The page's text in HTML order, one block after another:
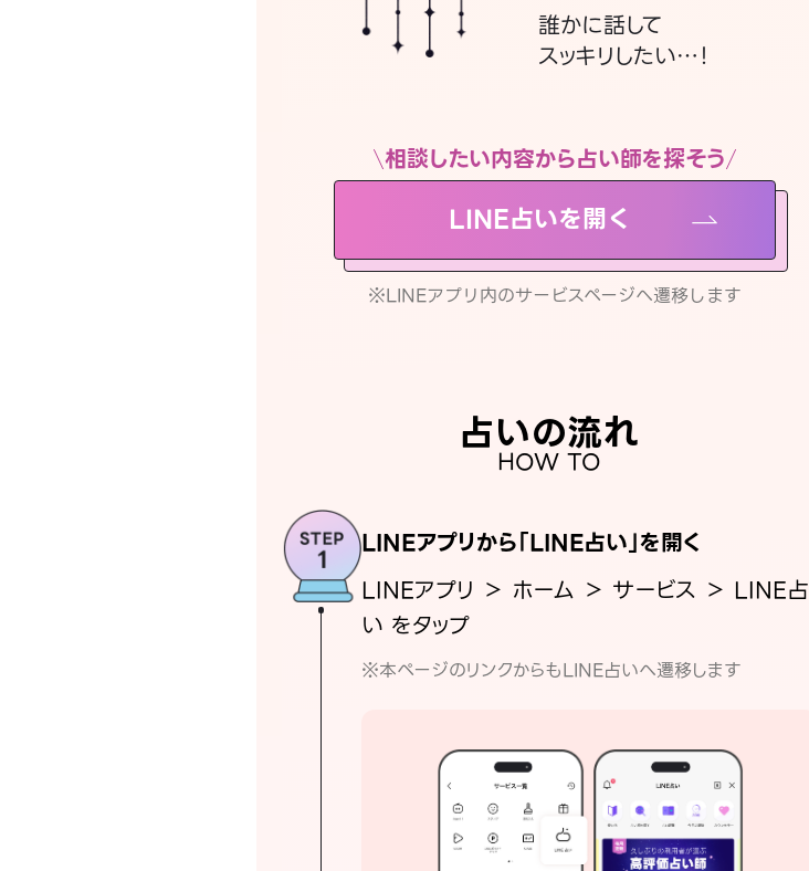
誰かに話して
スッキリしたい…！
相談したい内容から占い師を探そう
LINE占いを開く
※LINEアプリ内のサービスページへ遷移します
占いの流れ
HOW TO
LINEアプリから「LINE占い」を開く
LINEアプリ ＞ ホーム ＞ サービス ＞ LINE占
い をタップ
※本ページのリンクからもLINE占いへ遷移します